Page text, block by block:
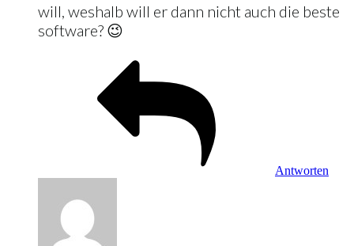
will, weshalb will er dann nicht auch die beste
software? 😉
Antworten